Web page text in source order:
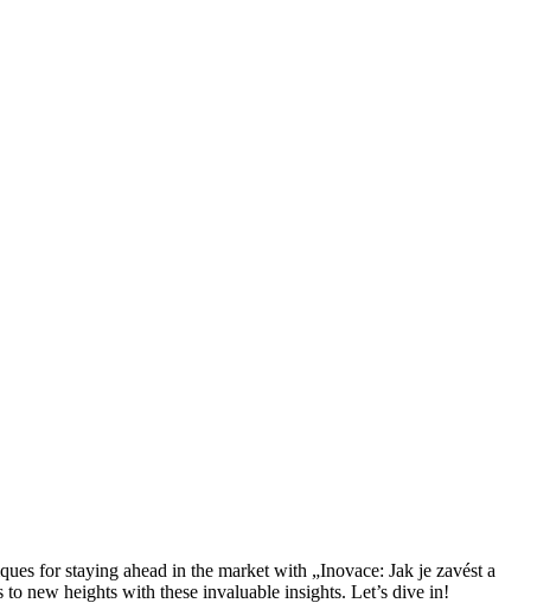
for staying ahead in the market with „Inovace: Jak je zavést a
new heights with these invaluable insights. Let’s dive in!